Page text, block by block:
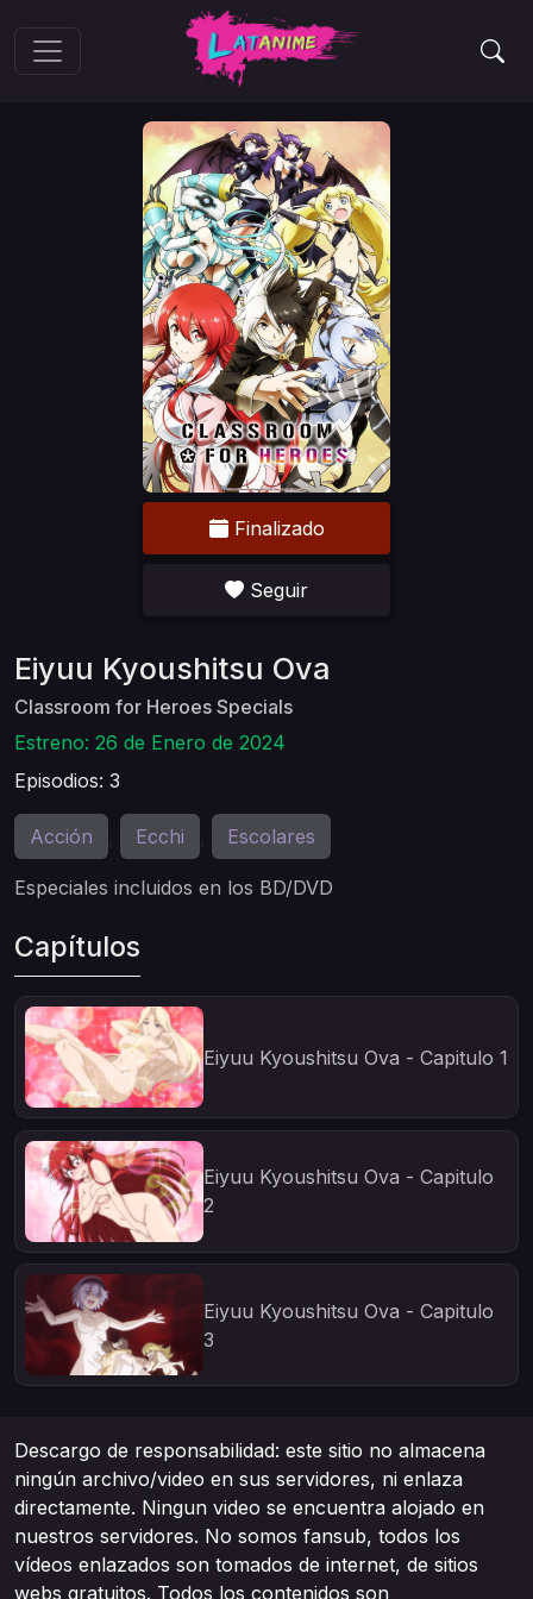
Finalizado
Seguir
Eiyuu Kyoushitsu Ova
Classroom for Heroes Specials
Estreno: 26 de Enero de 2024
Episodios: 3
Acción Ecchi Escolares
Especiales incluidos en los BD/DVD
Capítulos
Eiyuu Kyoushitsu Ova - Capitulo 1
Eiyuu Kyoushitsu Ova - Capitulo
2
Eiyuu Kyoushitsu Ova - Capitulo
3
Descargo de responsabilidad: este sitio no almacena
ningún archivo/video en sus servidores, ni enlaza
directamente. Ningun video se encuentra alojado en
nuestros servidores. No somos fansub, todos los
vídeos enlazados son tomados de internet, de sitios
webs gratuitos. Todos los contenidos son